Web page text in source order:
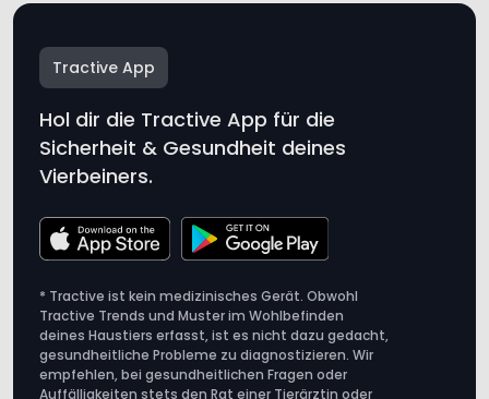
Hol dir die Tractive App für die
Sicherheit & Gesundheit deines
* Tractive ist kein medizinisches Gerät. Obwohl
Tractive Trends und Muster im Wohlbefinden
deines Haustiers erfasst, ist es nicht dazu gedacht,
empfehlen, bei gesundheitlichen Fragen oder
Auffälligkeiten stets den Rat einer Tierärztin oder
eines Tierarztes einzuholen.